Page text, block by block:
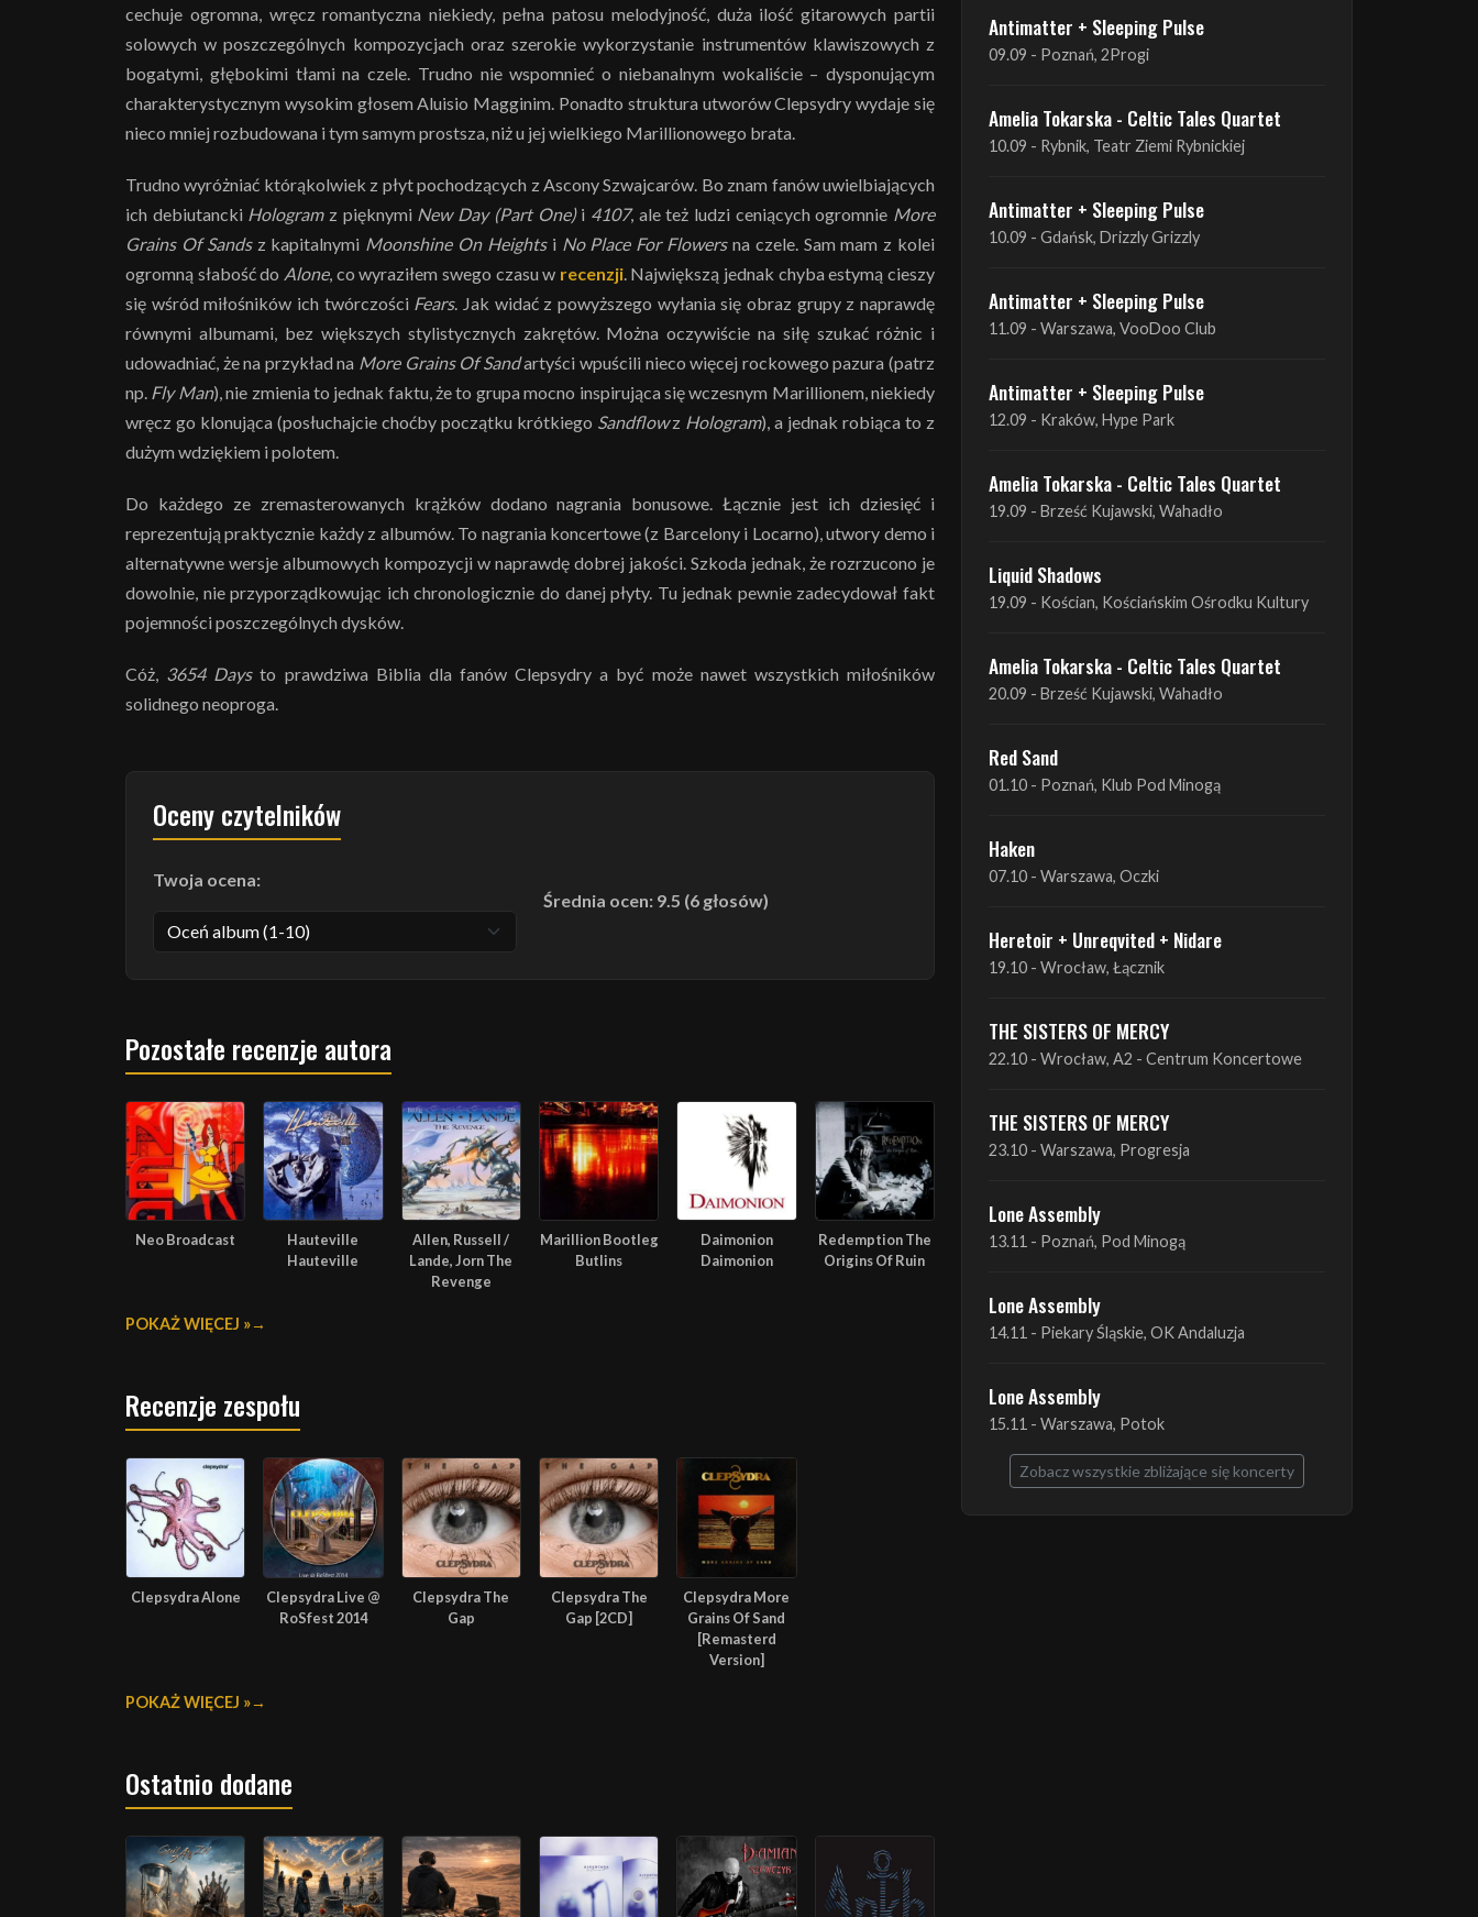
cechuje ogromna, wręcz romantyczna niekiedy, pełna patosu melodyjność, duża ilość gitarowych partii
solowych w poszczególnych kompozycjach oraz szerokie wykorzystanie instrumentów klawiszowych z
bogatymi, głębokimi tłami na czele. Trudno nie wspomnieć o niebanalnym wokaliście – dysponującym
charakterystycznym wysokim głosem Aluisio Magginim. Ponadto struktura utworów Clepsydry wydaje się
nieco mniej rozbudowana i tym samym prostsza, niż u jej wielkiego Marillionowego brata.
Trudno wyróżniać którąkolwiek z płyt pochodzących z Ascony Szwajcarów. Bo znam fanów uwielbiających
ich debiutancki Hologramz pięknymi New Day (Part One)i 4107, ale też ludzi ceniących ogromnie More
Grains Of Sands z kapitalnymi Moonshine On Heightsi No Place For Flowersna czele. Sam mam z kolei
ogromną słabość do Alone, co wyraziłem swego czasu w recenzji. Największą jednak chyba estymą cieszy
się wśród miłośników ich twórczości Fears. Jak widać z powyższego wyłania się obraz grupy z naprawdę
równymi albumami, bez większych stylistycznych zakrętów. Można oczywiście na siłę szukać różnic i
udowadniać, że na przykład na More Grains Of Sandartyści wpuścili nieco więcej rockowego pazura (patrz
np. Fly Man), nie zmienia to jednak faktu, że to grupa mocno inspirująca się wczesnym Marillionem, niekiedy
wręcz go klonująca (posłuchajcie choćby początku krótkiego Sandflowz Hologram), a jednak robiąca to z
dużym wdziękiem i polotem.
Do każdego ze zremasterowanych krążków dodano nagrania bonusowe. Łącznie jest ich dziesięć i
reprezentują praktycznie każdy z albumów. To nagrania koncertowe (z Barcelony i Locarno), utwory demo i
alternatywne wersje albumowych kompozycji w naprawdę dobrej jakości. Szkoda jednak, że rozrzucono je
dowolnie, nie przyporządkowując ich chronologicznie do danej płyty. Tu jednak pewnie zadecydował fakt
pojemności poszczególnych dysków.
Cóż, 3654 Daysto prawdziwa Biblia dla fanów Clepsydry a być może nawet wszystkich miłośników
solidnego neoproga.
Oceny czytelników
Twoja ocena:
Średnia ocen: 9.5 (6 głosów)
Pozostałe recenzje autora
Neo Broadcast
Hauteville
Hauteville
Allen, Russell /
Lande, Jorn The
Revenge
Marillion Bootleg
Butlins
Daimonion
Daimonion
Redemption The
Origins Of Ruin
POKAŻ WIĘCEJ »
Recenzje zespołu
Clepsydra Alone
Clepsydra Live @
RoSfest 2014
Clepsydra The
Gap
Clepsydra The
Gap [2CD]
Clepsydra More
Grains Of Sand
[Remasterd
Version]
POKAŻ WIĘCEJ »
Ostatnio dodane
Antimatter + Sleeping Pulse
09.09 - Poznań, 2Progi
Amelia Tokarska - Celtic Tales Quartet
10.09 - Rybnik, Teatr Ziemi Rybnickiej
Antimatter + Sleeping Pulse
10.09 - Gdańsk, Drizzly Grizzly
Antimatter + Sleeping Pulse
11.09 - Warszawa, VooDoo Club
Antimatter + Sleeping Pulse
12.09 - Kraków, Hype Park
Amelia Tokarska - Celtic Tales Quartet
19.09 - Brześć Kujawski, Wahadło
Liquid Shadows
19.09 - Kościan, Kościańskim Ośrodku Kultury
Amelia Tokarska - Celtic Tales Quartet
20.09 - Brześć Kujawski, Wahadło
Red Sand
01.10 - Poznań, Klub Pod Minogą
Haken
07.10 - Warszawa, Oczki
Heretoir + Unreqvited + Nidare
19.10 - Wrocław, Łącznik
THE SISTERS OF MERCY
22.10 - Wrocław, A2 - Centrum Koncertowe
THE SISTERS OF MERCY
23.10 - Warszawa, Progresja
Lone Assembly
13.11 - Poznań, Pod Minogą
Lone Assembly
14.11 - Piekary Śląskie, OK Andaluzja
Lone Assembly
15.11 - Warszawa, Potok
Zobacz wszystkie zbliżające się koncerty